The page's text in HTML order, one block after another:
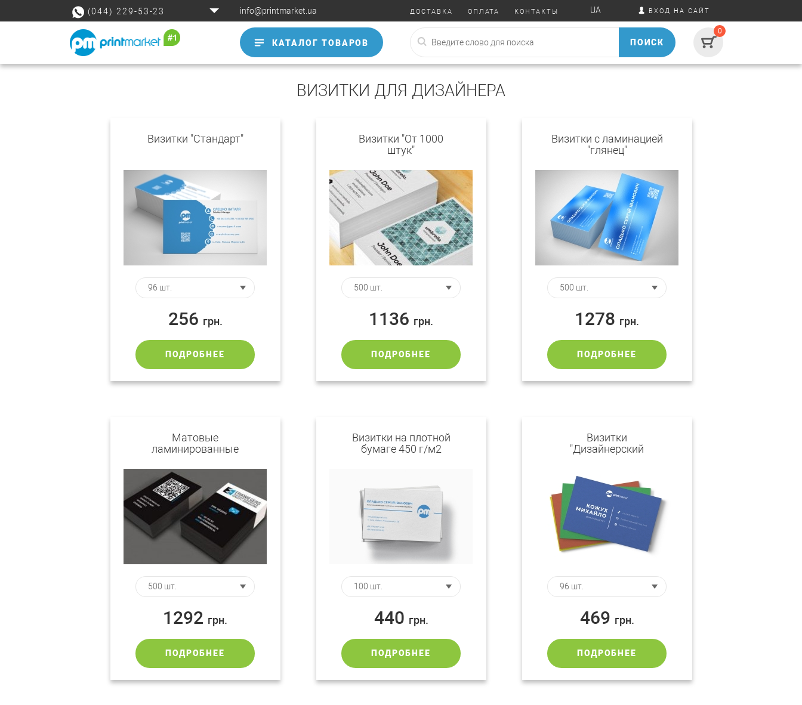
(044) 229-53-23 info@printmarket.ua ДОСТАВКА ОПЛАТА КОНТАКТЫ UA ВХОД НА САЙТ
КАТАЛОГ ТОВАРОВ ПОИСК
0
ВИЗИТКИ ДЛЯ ДИЗАЙНЕРА
Визитки "Стандарт"
256 грн.
ПОДРОБНЕЕ
Визитки "От 1000
штук"
1136 грн.
ПОДРОБНЕЕ
Визитки c ламинацией
"глянец"
1278 грн.
ПОДРОБНЕЕ
Матовые
ламинированные
1292 грн.
ПОДРОБНЕЕ
Визитки на плотной
бумаге 450 г/м2
440 грн.
ПОДРОБНЕЕ
Визитки
"Дизайнерский
469 грн.
ПОДРОБНЕЕ